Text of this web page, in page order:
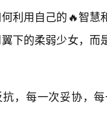
利用自己的🔥智
下的柔弱少女，
，每一次妥协，